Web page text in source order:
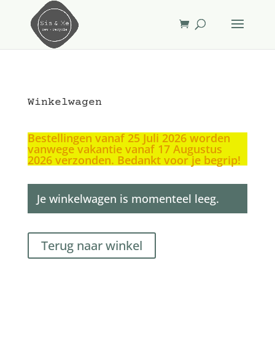
Winkelwagen
Bestellingen vanaf 25 Juli 2026 worden
vanwege vakantie vanaf 17 Augustus
2026 verzonden. Bedankt voor je begrip!
Je winkelwagen is momenteel leeg.
Terug naar winkel